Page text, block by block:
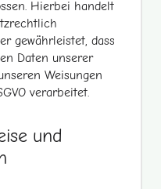
Hierbei handelt
gewährleistet, dass
Daten unserer
Weisungen
verarbeitet.
und